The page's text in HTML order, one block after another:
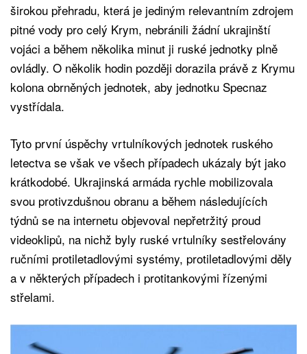
širokou přehradu, která je jediným relevantním zdrojem
pitné vody pro celý Krym, nebránili žádní ukrajinští
vojáci a během několika minut ji ruské jednotky plně
ovládly. O několik hodin později dorazila právě z Krymu
kolona obrněných jednotek, aby jednotku Specnaz
vystřídala.
Tyto první úspěchy vrtulníkových jednotek ruského
letectva se však ve všech případech ukázaly být jako
krátkodobé. Ukrajinská armáda rychle mobilizovala
svou protivzdušnou obranu a během následujících
týdnů se na internetu objevoval nepřetržitý proud
videoklipů, na nichž byly ruské vrtulníky sestřelovány
ručními protiletadlovými systémy, protiletadlovými děly
a v některých případech i protitankovými řízenými
střelami.